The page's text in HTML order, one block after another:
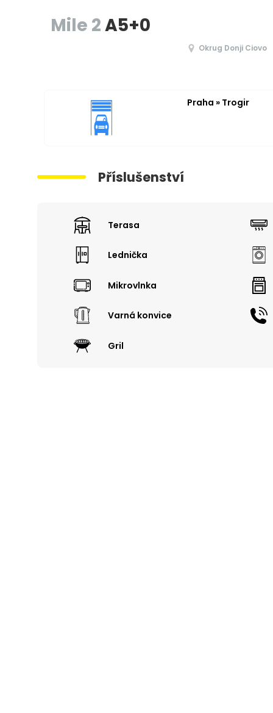
Mile 2A5+0
Okrug Donji Ciovo
Praha » Trogir
Příslušenství
Terasa
Lednička
Mikrovlnka
Varná konvice
Gril